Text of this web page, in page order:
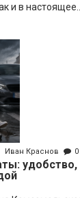
и в настоящее...
Иван Краснов 0